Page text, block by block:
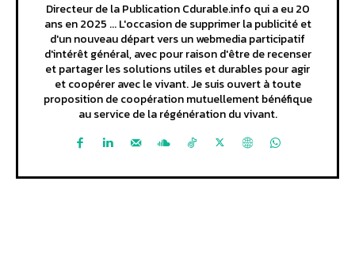
Directeur de la Publication Cdurable.info qui a eu 20
ans en 2025 ... L'occasion de supprimer la publicité et
d'un nouveau départ vers un webmedia participatif
d'intérêt général, avec pour raison d'être de recenser
et partager les solutions utiles et durables pour agir
et coopérer avec le vivant. Je suis ouvert à toute
proposition de coopération mutuellement bénéfique
au service de la régénération du vivant.